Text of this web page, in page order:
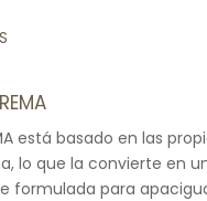
está basado en las
lo que la convierte en
formulada para